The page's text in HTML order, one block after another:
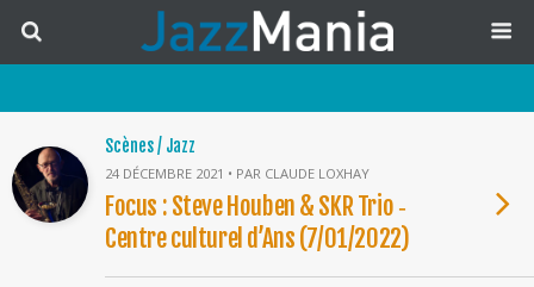
Scènes / Jazz
24 DÉCEMBRE 2021 • PAR CLAUDE LOXHAY
Focus : Steve Houben & SKR Trio ‐
Centre culturel d’Ans (7/01/2022)